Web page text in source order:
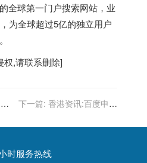
全球第一门户搜索网站，业
为全球超过5亿的独立用户
权,请联系删除]
下一篇: 香港资讯:百度申请
时服务热线